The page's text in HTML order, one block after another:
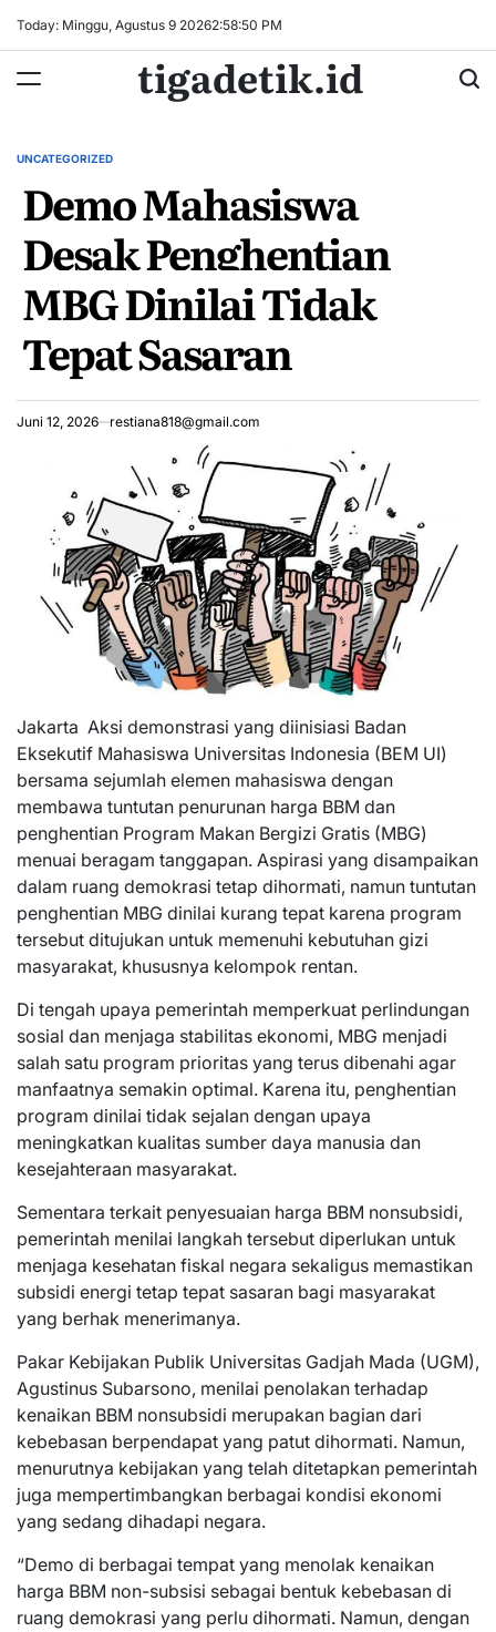
Today: Minggu, Agustus 9 20262:58:51 PM
tigadetik.id
POSTED
UNCATEGORIZED
Demo Mahasiswa
Desak Penghentian
MBG Dinilai Tidak
Tepat Sasaran
Juni 12, 2026 restiana818@gmail.com
Jakarta  Aksi demonstrasi yang diinisiasi Badan
Eksekutif Mahasiswa Universitas Indonesia (BEM UI)
bersama sejumlah elemen mahasiswa dengan
membawa tuntutan penurunan harga BBM dan
penghentian Program Makan Bergizi Gratis (MBG)
menuai beragam tanggapan. Aspirasi yang disampaikan
dalam ruang demokrasi tetap dihormati, namun tuntutan
penghentian MBG dinilai kurang tepat karena program
tersebut ditujukan untuk memenuhi kebutuhan gizi
masyarakat, khususnya kelompok rentan.
Di tengah upaya pemerintah memperkuat perlindungan
sosial dan menjaga stabilitas ekonomi, MBG menjadi
salah satu program prioritas yang terus dibenahi agar
manfaatnya semakin optimal. Karena itu, penghentian
program dinilai tidak sejalan dengan upaya
meningkatkan kualitas sumber daya manusia dan
kesejahteraan masyarakat.
Sementara terkait penyesuaian harga BBM nonsubsidi,
pemerintah menilai langkah tersebut diperlukan untuk
menjaga kesehatan fiskal negara sekaligus memastikan
subsidi energi tetap tepat sasaran bagi masyarakat
yang berhak menerimanya.
Pakar Kebijakan Publik Universitas Gadjah Mada (UGM),
Agustinus Subarsono, menilai penolakan terhadap
kenaikan BBM nonsubsidi merupakan bagian dari
kebebasan berpendapat yang patut dihormati. Namun,
menurutnya kebijakan yang telah ditetapkan pemerintah
juga mempertimbangkan berbagai kondisi ekonomi
yang sedang dihadapi negara.
“Demo di berbagai tempat yang menolak kenaikan
harga BBM non-subsisi sebagai bentuk kebebasan di
ruang demokrasi yang perlu dihormati. Namun, dengan